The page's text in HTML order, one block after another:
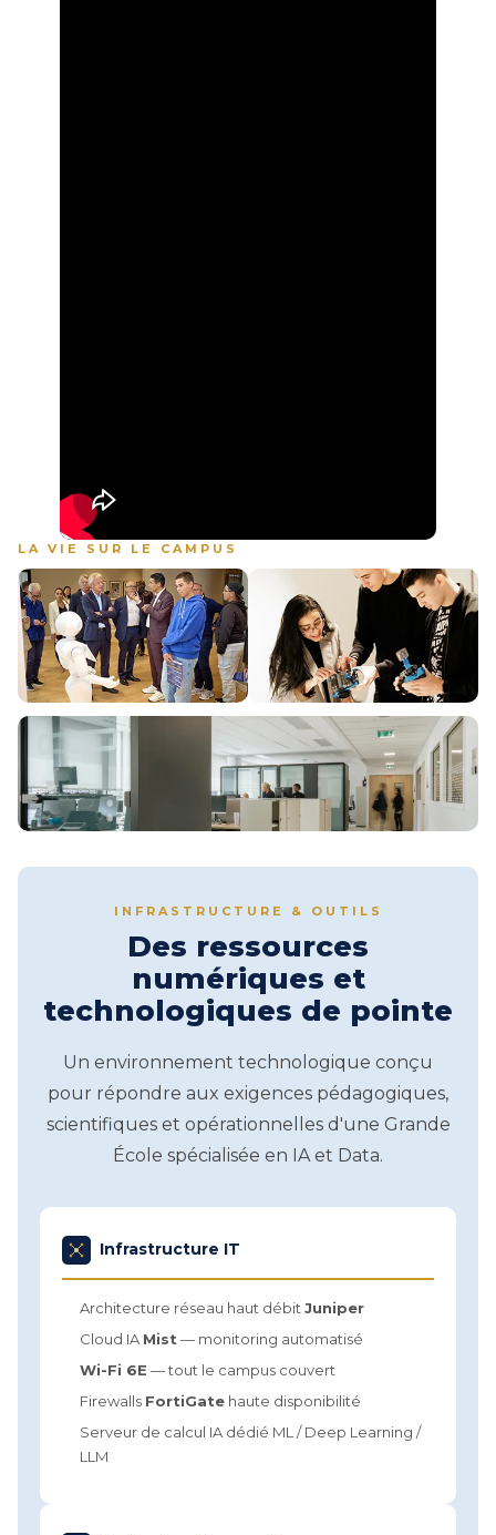
LA VIE SUR LE CAMPUS
Image Image
Image
INFRASTRUCTURE & OUTILS
Des ressources
numériques et
technologiques de pointe
Un environnement technologique conçu
pour répondre aux exigences pédagogiques,
scientifiques et opérationnelles d'une Grande
École spécialisée en IA et Data.
Infrastructure IT
Architecture réseau haut débit Juniper
Cloud IA Mist — monitoring automatisé
Wi-Fi 6E — tout le campus couvert
Firewalls FortiGate haute disponibilité
Serveur de calcul IA dédié ML / Deep Learning /
LLM